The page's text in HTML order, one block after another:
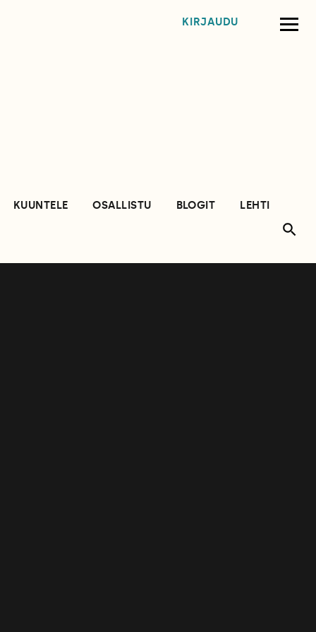
KIRJAUDU
KUUNTELE OSALLISTU BLOGIT LEHTI